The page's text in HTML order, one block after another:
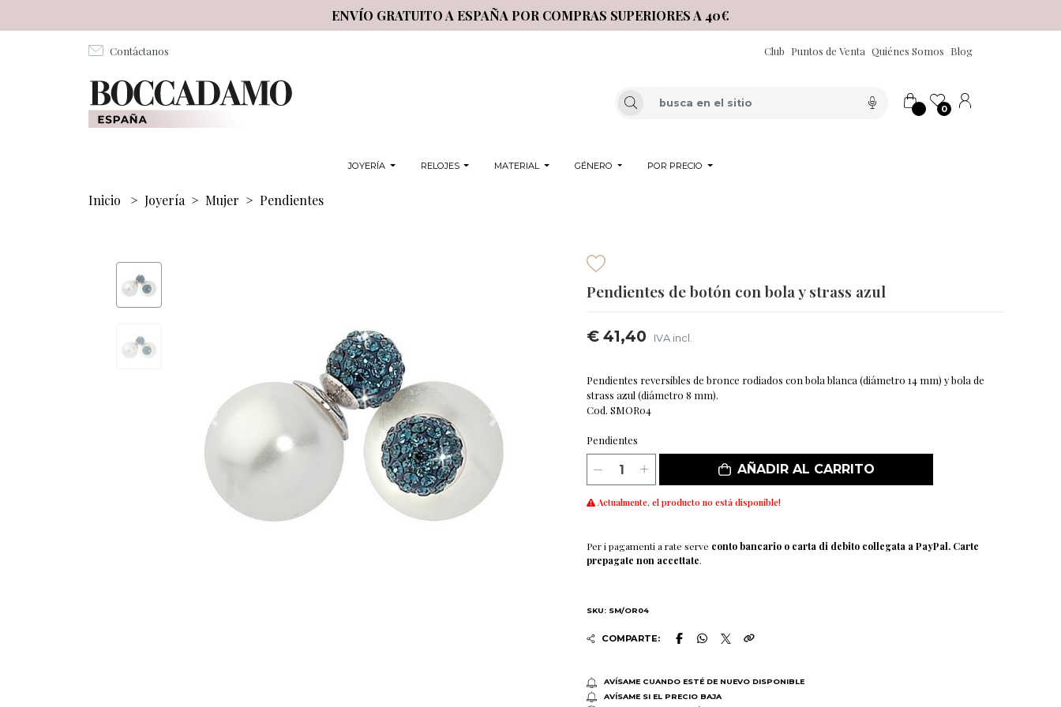
ENVÍO GRATUITO A ESPAÑA POR COMPRAS SUPERIORES A 40€
Contáctanos Club Puntos de Venta Quiénes Somos Blog
0
JOYERÍA RELOJES MATERIAL GÉNERO POR PRECIO
Inicio > Joyería > Mujer > Pendientes
Pendientes de botón con bola y strass azul
€ 41,40 IVA incl.
Pendientes reversibles de bronce rodiados con bola blanca (diámetro 14 mm) y bola de
strass azul (diámetro 8 mm).
Cod. SMOR04
Pendientes
AÑADIR AL CARRITO
Actualmente, el producto no está disponible!
Per i pagamenti a rate serve conto bancario o carta di debito collegata a PayPal. Carte
prepagate non accettate.
SKU: SM/OR04
COMPARTE:
AVÍSAME CUANDO ESTÉ DE NUEVO DISPONIBLE
AVÍSAME SI EL PRECIO BAJA